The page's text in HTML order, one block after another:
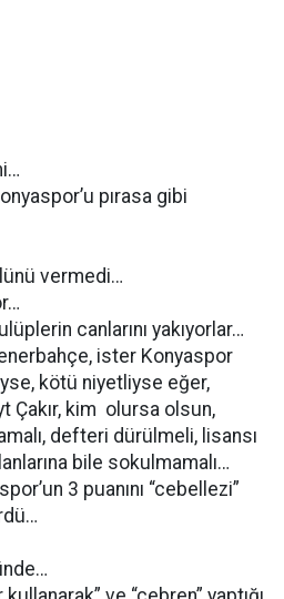
pırasa gibi
vermedi…
canlarını yakıyorlar…
ister Konyaspor
kötü niyetliyse eğer,
Çakır, kim olursa olsun,
defteri dürülmeli, lisansı
bile sokulmamalı…
3 puanını “cebellezi”